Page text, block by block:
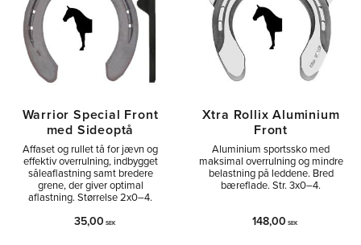
Warrior Special Front
med Sideoptå
Affaset og rullet tå for jævn og
effektiv overrulning, indbygget
såleaflastning samt bredere
grene, der giver optimal
aflastning. Størrelse 2x0–4.
35,00 SEK
Xtra Rollix Aluminium
Front
Aluminium sportssko med
maksimal overrulning og mindre
belastning på leddene. Bred
bæreflade. Str. 3x0–4.
148,00 SEK